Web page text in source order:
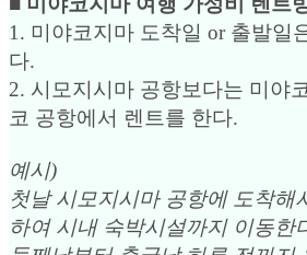
1. 미야코지마 도착일 or 출발일
다.
2. 시모지시마 공항보다는 미야
코 공항에서 렌트를 한다.
예시)
첫날 시모지시마 공항에 도착해
하여 시내 숙박시설까지 이동한